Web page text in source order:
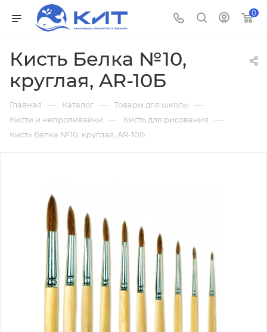
0
Кисть Белка №10,
круглая, AR-10Б
Главная — Каталог — Товары для школы —
Кисти и непроливайки — Кисть для рисования —
Кисть Белка №10, круглая, AR-10Б